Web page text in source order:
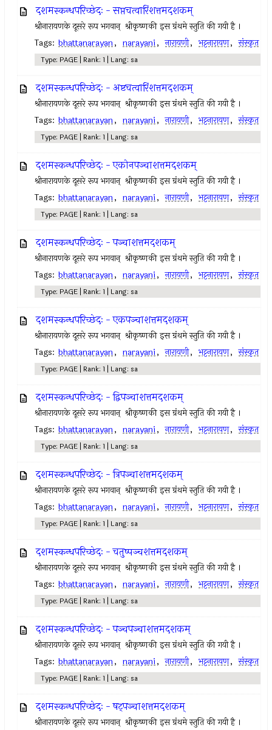
दशमस्कन्धपरिच्छेदः - सप्तचत्वारिंशत्तमदशकम्
श्रीनारायणके दूसरे रूप भगवान् ‍ श्रीकृष्णकी इस ग्रंथमे स्तुति की गयी है ।
Tags: bhattanarayan, narayani, नारायणी, भट्टनारायण, संस्कृत
Type: PAGE | Rank: 1 | Lang: sa
दशमस्कन्धपरिच्छेदः - अष्टचत्वारिंशत्तमदशकम्
श्रीनारायणके दूसरे रूप भगवान् ‍ श्रीकृष्णकी इस ग्रंथमे स्तुति की गयी है ।
Tags: bhattanarayan, narayani, नारायणी, भट्टनारायण, संस्कृत
Type: PAGE | Rank: 1 | Lang: sa
दशमस्कन्धपरिच्छेदः - एकोनपञ्चाशत्तमदशकम्
श्रीनारायणके दूसरे रूप भगवान् ‍ श्रीकृष्णकी इस ग्रंथमे स्तुति की गयी है ।
Tags: bhattanarayan, narayani, नारायणी, भट्टनारायण, संस्कृत
Type: PAGE | Rank: 1 | Lang: sa
दशमस्कन्धपरिच्छेदः - पञ्चाशत्तमदशकम्
श्रीनारायणके दूसरे रूप भगवान् ‍ श्रीकृष्णकी इस ग्रंथमे स्तुति की गयी है ।
Tags: bhattanarayan, narayani, नारायणी, भट्टनारायण, संस्कृत
Type: PAGE | Rank: 1 | Lang: sa
दशमस्कन्धपरिच्छेदः - एकपञ्चाशत्तमदशकम्
श्रीनारायणके दूसरे रूप भगवान् ‍ श्रीकृष्णकी इस ग्रंथमे स्तुति की गयी है ।
Tags: bhattanarayan, narayani, नारायणी, भट्टनारायण, संस्कृत
Type: PAGE | Rank: 1 | Lang: sa
दशमस्कन्धपरिच्छेदः - द्विपञ्चाशत्तमदशकम्
श्रीनारायणके दूसरे रूप भगवान् ‍ श्रीकृष्णकी इस ग्रंथमे स्तुति की गयी है ।
Tags: bhattanarayan, narayani, नारायणी, भट्टनारायण, संस्कृत
Type: PAGE | Rank: 1 | Lang: sa
दशमस्कन्धपरिच्छेदः - त्रिपञ्चाशत्तमदशकम्
श्रीनारायणके दूसरे रूप भगवान् ‍ श्रीकृष्णकी इस ग्रंथमे स्तुति की गयी है ।
Tags: bhattanarayan, narayani, नारायणी, भट्टनारायण, संस्कृत
Type: PAGE | Rank: 1 | Lang: sa
दशमस्कन्धपरिच्छेदः - चतुष्पञ्चशत्तमदशकम्
श्रीनारायणके दूसरे रूप भगवान् ‍ श्रीकृष्णकी इस ग्रंथमे स्तुति की गयी है ।
Tags: bhattanarayan, narayani, नारायणी, भट्टनारायण, संस्कृत
Type: PAGE | Rank: 1 | Lang: sa
दशमस्कन्धपरिच्छेदः - पञ्चपञ्चाशत्तमदशकम्
श्रीनारायणके दूसरे रूप भगवान् ‍ श्रीकृष्णकी इस ग्रंथमे स्तुति की गयी है ।
Tags: bhattanarayan, narayani, नारायणी, भट्टनारायण, संस्कृत
Type: PAGE | Rank: 1 | Lang: sa
दशमस्कन्धपरिच्छेदः - षट्पञ्चाशत्तमदशकम्
श्रीनारायणके दूसरे रूप भगवान् ‍ श्रीकृष्णकी इस ग्रंथमे स्तुति की गयी है ।